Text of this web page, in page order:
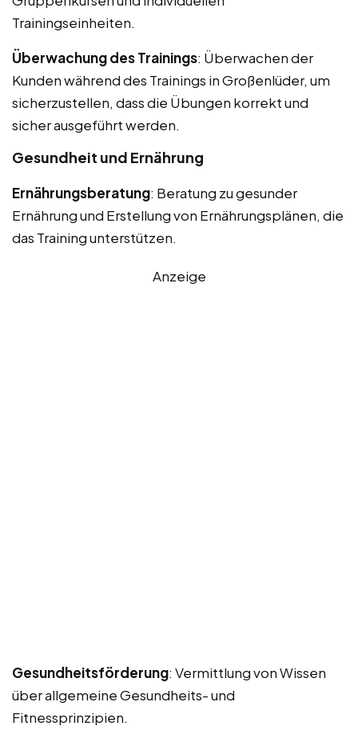
Trainingseinheiten.
Überwachung des Trainings: Überwachen der
Kunden während des Trainings in Großenlüder, um
sicherzustellen, dass die Übungen korrekt und
sicher ausgeführt werden.
Gesundheit und Ernährung
Ernährungsberatung: Beratung zu gesunder
Ernährung und Erstellung von Ernährungsplänen, die
das Training unterstützen.
Anzeige
Gesundheitsförderung: Vermittlung von Wissen
über allgemeine Gesundheits- und
Fitnessprinzipien.